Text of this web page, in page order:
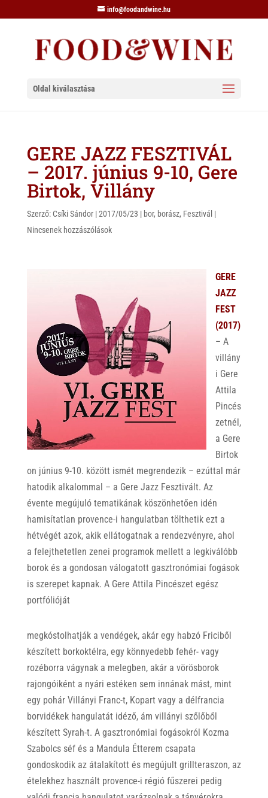
info@foodandwine.hu
Oldal kiválasztása
GERE JAZZ FESZTIVÁL
– 2017. június 9-10, Gere
Birtok, Villány
Szerző: Csíki Sándor|2017/05/23 | bor, borász, Fesztivál |
Nincsenek hozzászólások
GERE
JAZZ
FEST
(2017)
– A
villány
i Gere
Attila
Pincés
zetnél,
a Gere
Birtok
on június 9-10. között ismét megrendezik – ezúttal már
hatodik alkalommal – a Gere Jazz Fesztivált. Az
évente megújuló tematikának köszönhetően idén
hamisítatlan provence-i hangulatban tölthetik ezt a
hétvégét azok, akik ellátogatnak a rendezvényre, ahol
a felejthetetlen zenei programok mellett a legkiválóbb
borok és a gondosan válogatott gasztronómiai fogások
is szerepet kapnak. A Gere Attila Pincészet egész
portfólióját
megkóstolhatják a vendégek, akár egy habzó Friciből
készített borkoktélra, egy könnyedebb fehér- vagy
rozéborra vágynak a melegben, akár a vörösborok
rajongóiként a nyári estéken sem innának mást, mint
egy pohár Villányi Franc-t, Kopart vagy a délfrancia
borvidékek hangulatát idéző, ám villányi szőlőből
készített Syrah-t. A gasztronómiai fogásokról Kozma
Szabolcs séf és a Mandula Étterem csapata
gondoskodik az átalakított és megújult grillteraszon, az
ételekhez használt provence-i régió fűszerei pedig